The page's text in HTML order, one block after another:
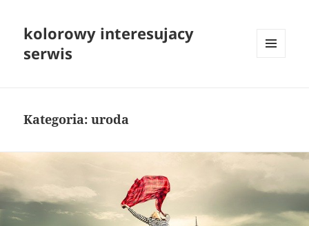
kolorowy interesujacy
serwis
Kategoria:uroda